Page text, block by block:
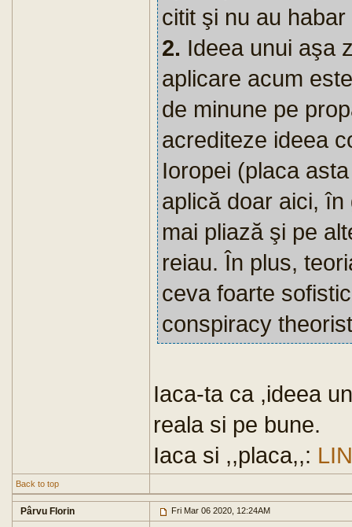
citit şi nu au
2. Ideea unui aşa
aplicare acum
de minune pe
acrediteze ideea
Ioropei (placa
aplică doar aici,
mai pliază şi pe
reiau. În plus,
ceva foarte
conspiracy
Iaca-ta ca ,ideea
reala si pe bune.
Iaca si ,,placa,,:
Back to top
Pârvu Florin Fri Mar 06 2020, 12:24AM